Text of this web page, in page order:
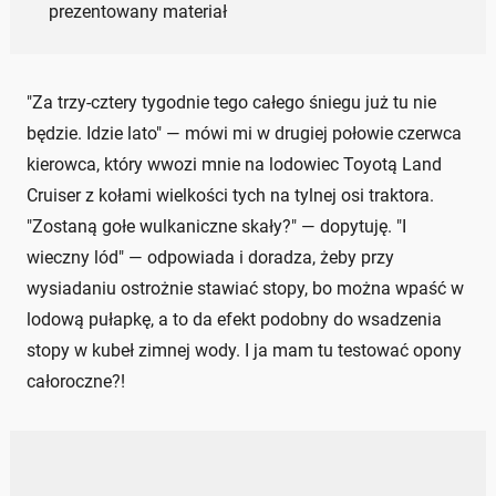
prezentowany materiał
"Za trzy-cztery tygodnie tego całego śniegu już tu nie
będzie. Idzie lato" — mówi mi w drugiej połowie czerwca
kierowca, który wwozi mnie na lodowiec Toyotą Land
Cruiser z kołami wielkości tych na tylnej osi traktora.
"Zostaną gołe wulkaniczne skały?" — dopytuję. "I
wieczny lód" — odpowiada i doradza, żeby przy
wysiadaniu ostrożnie stawiać stopy, bo można wpaść w
lodową pułapkę, a to da efekt podobny do wsadzenia
stopy w kubeł zimnej wody. I ja mam tu testować opony
całoroczne?!